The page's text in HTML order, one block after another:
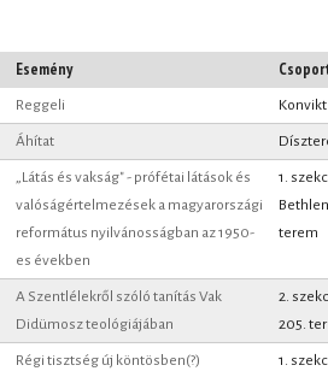
Esemény
Reggeli
Áhítat
„Látás és vakság" - prófétai látások és
valóságértelmezések a magyarországi
református nyilvánosságban az 1950-
es években
1.
Bethlen
terem
A Szentlélekről szóló tanítás Vak
Didümosz teológiájában
2.
205.
Régi tisztség új köntösben(?)
1.